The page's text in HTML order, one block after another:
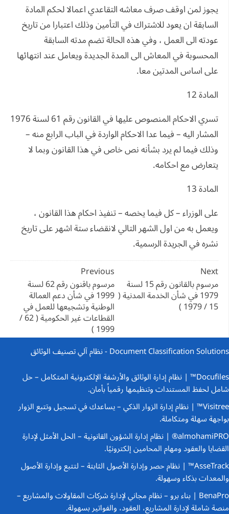
يجوز لمن اوقف صرف معاشه التقاعدي اعمالا لحكم المادة
السابقة ان يعود للاشتراك في التأمين وذلك اعتبارا من تاريخ
عودته الى العمل ، وفي هذه الحالة تضم مدته السابقة
المحسوبة في المعاش الى المدة الجديدة ويعامل عند انتهائها
على اساس المدتين معا.
المادة 12
تسري الاحكام المنصوص عليها في القانون رقم 61 لسنة 1976
المشار اليه – فيما عدا الاحكام الواردة في الباب الرابع منه –
وذلك فيما لم يرد بشأنه نص خاص في هذا القانون وبما لا
يتعارض مع احكامه.
المادة 13
على الوزراء – كل فيما يخصه – تنفيذ احكام هذا القانون ،
ويعمل به من اول الشهر التالي لانقضاء ستة اشهر على تاريخ
نشره في الجريدة الرسمية.
تصفّح
المقالات
Previous
مرسوم باقنون رقم 62 لسنة
1999 في شأن دعم العمالة
الوطنية وتشجيعها للعمل في
القطاعات غير الحكومية ( 62 /
1999 )
Next
مرسوم بالقانون رقم 15 لسنة
1979 في شأن الخدمة المدنية (
15 / 1979 )
Document Classification Solutions - نظام آلي تصنيف الوثائق
Docufiles™ | نظام إدارة الوثائق والأرشفة الإلكترونية المتكامل
– حل
شامل لحفظ المستندات وتنظيمها رقمياً بأمان.
Visitree™ | نظام إدارة الزوار الذكي
– يساعدك في تسجيل وتتبع الزوار
بواجهة سهلة ومتكاملة.
almohamiPRO® | نظام إدارة الشؤون القانونية
– الحل الأمثل لإدارة
القضايا والعقود ومهام المحامين إلكترونيًا.
AsseTrack™ | نظام حصر وإدارة الأصول الثابتة
– لتتبع وإدارة الأصول
والمعدات بذكاء وسهولة.
BenaPro | بناء برو – نظام مجاني لإدارة شركات المقاولات والمشاريع
–
منصة شاملة لإدارة المشاريع، العقود، والفواتير بسهولة.